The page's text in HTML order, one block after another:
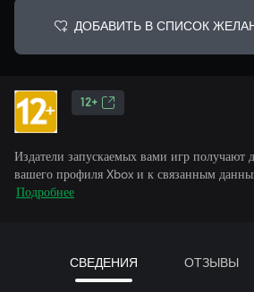
ДОБАВИТЬ В СПИСОК
12+
Издатели запускаемых вами игр получают
вашего профиля Xbox и к связанным
Подробнее
СВЕДЕНИЯ ОТЗЫВЫ